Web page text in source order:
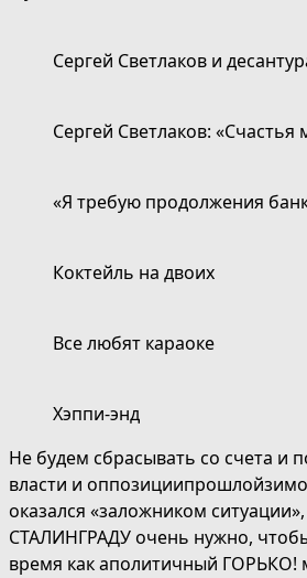
Сергей Светлаков и
Сергей Светлаков:
«Я требую продолжения
Коктейль на двоих
Все любят караоке
Хэппи-энд
Не будем сбрасывать со счета и
власти и
оказался «заложником
СТАЛИНГРАДУ очень нужно,
время как аполитичный ГОРЬКО!